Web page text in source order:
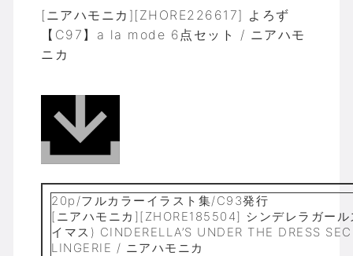
[ニアハモニカ][ZHORE226617] よろず
【C97】a la mode 6点セット / ニアハモ
ニカ
20p/フルカラーイラスト集/C93発行
[ニアハモニカ][ZHORE185504] シンデレラガール
イマス) CINDERELLA’S UNDER THE DRESS
LINGERIE / ニアハモニカ